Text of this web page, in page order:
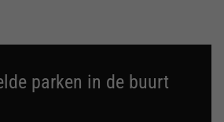
parken in de buurt